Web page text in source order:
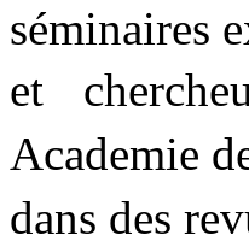
séminaires
et
Academie
dans des